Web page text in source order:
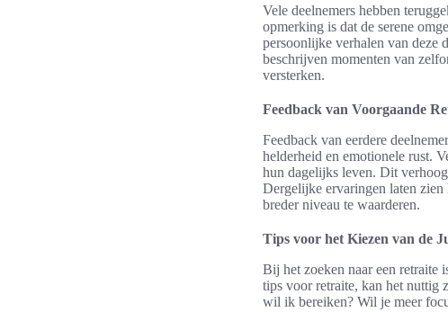
Vele deelnemers hebben
opmerking is dat de serene
persoonlijke verhalen van deze
beschrijven momenten van
versterken.
Feedback van Voorgaande
Feedback van eerdere
helderheid en emotionele rust.
hun dagelijks leven. Dit
Dergelijke ervaringen laten
breder niveau te waarderen.
Tips voor het Kiezen van de
Bij het zoeken naar een retraite
tips voor retraite, kan het nuttig
wil ik bereiken? Wil je meer